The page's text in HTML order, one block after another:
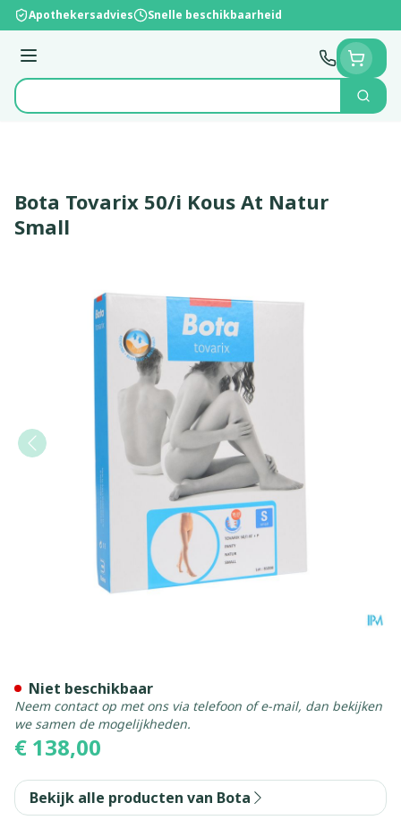
Ga naar de inhoud
Apothekersadvies Snelle beschikbaarheid
Menu
Product, merk, categorie...
Zoek
Bota Tovarix 50/i Kous At Natur
Small
€ 138,00
Niet beschikbaar
Neem contact op met ons via telefoon of e-mail, dan bekijken
we samen de mogelijkheden.
Bekijk alle producten van Bota